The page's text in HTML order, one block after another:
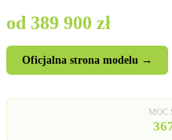
od 389 900 zł
Oficjalna strona modelu →
MOC